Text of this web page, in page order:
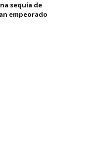
sequía de
empeorado